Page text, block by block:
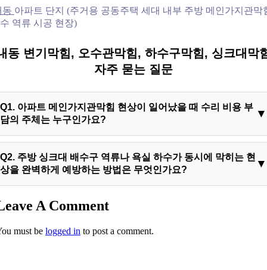
아파트 단지 (주거용 공동주택 세대 내부 주방 메인가지관막
역류 시공 현장)
동 변기막힘, 오수관막힘, 하수구막힘, 싱크대막
자주 묻는 질문
Q1. 아파트 메인가지관막힘 현상이 일어났을 때 수리 비용 부
담의 주체는 누구인가요?
▼
A1. 아파트나 빌라 등 공동주택 하수관의 책임 소재는 정밀 배관
카메라 장비의 계측 거리 데이터에 의해 판정됩니다. 개별 세대
관리 영역이므로 세대 거주자가 비용을 전액 부담해야 합니다.
반면 공용 수직 주철관이나 하부 공용 횡주관 배관 자체의 슬러
Q2. 주방 싱크대 배수구 역류나 욕실 하수가 동시에 막히는 현
상을 완벽하게 예방하는 방법은 무엇인가요?
▼
A2. 주방 하수구의 만성 폐색을 유발하는 가장 큰 요인은 식기 세
다. 가급적 설거지를 하기 전에 휴지나 키친타월로 기름 성분을
A Comment
must be logged in to post a comment.